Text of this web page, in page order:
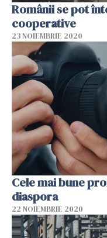
Românii se pot
cooperative
23 NOIEMBRIE 2020
Cele mai bune
diaspora
22 NOIEMBRIE 2020